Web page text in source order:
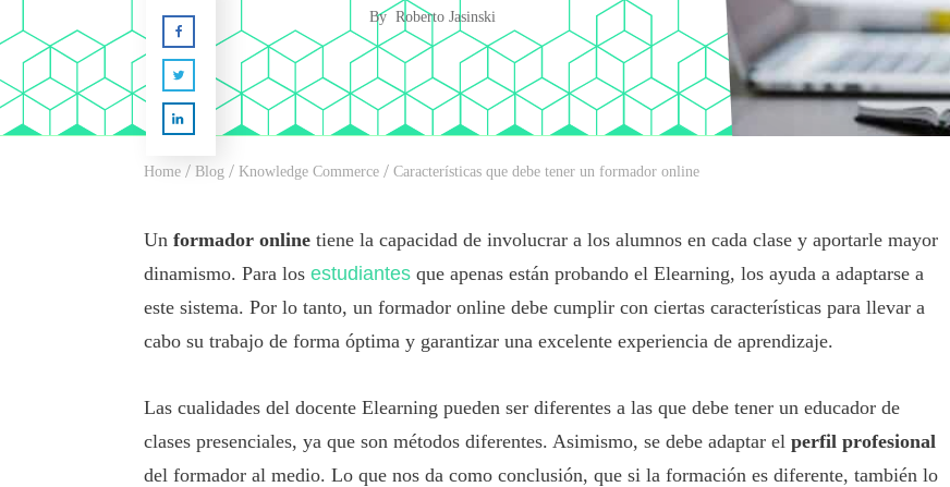
By Roberto Jasinski
Home / Blog / Knowledge Commerce / Características que debe tener un formador online
Un formador online tiene la capacidad de involucrar a los alumnos en cada clase y aportarle mayor
dinamismo. Para los estudiantes que apenas están probando el Elearning, los ayuda a adaptarse a
este sistema. Por lo tanto, un formador online debe cumplir con ciertas características para llevar a
cabo su trabajo de forma óptima y garantizar una excelente experiencia de aprendizaje.
Las cualidades del docente Elearning pueden ser diferentes a las que debe tener un educador de
clases presenciales, ya que son métodos diferentes. Asimismo, se debe adaptar el perfil profesional
del formador al medio. Lo que nos da como conclusión, que si la formación es diferente, también lo